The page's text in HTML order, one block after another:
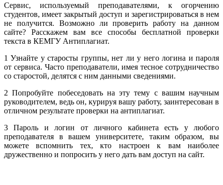
Сервис, используемый преподавателями, к огорчению
студентов, имеет закрытый доступ и зарегистрироваться в нем
не получится. Возможно ли проверить работу на данном
сайте? Расскажем вам все способы бесплатной проверки
текста в КЕМГУ Антиплагиат.
1 Узнайте у старосты группы, нет ли у него логина и пароля
от сервиса. Часто преподаватели, имея тесное сотрудничество
со старостой, делятся с ним данными сведениями.
2 Попробуйте побеседовать на эту тему с вашим научным
руководителем, ведь он, курируя вашу работу, заинтересован в
отличном результате проверки на антиплагиат.
3 Пароль и логин от личного кабинета есть у любого
преподавателя в вашем университете, таким образом, вы
можете вспомнить тех, кто настроен к вам наиболее
дружественно и попросить у него дать вам доступ на сайт.